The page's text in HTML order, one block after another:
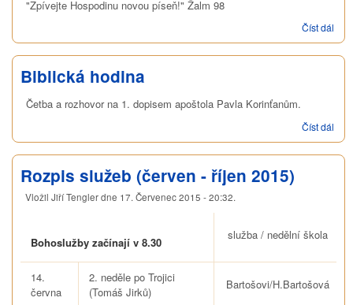
"Zpívejte Hospodinu novou píseň!" Žalm 98
Číst dál
Biblická hodina
Četba a rozhovor na 1. dopisem apoštola Pavla Korinťanům.
Číst dál
Rozpis služeb (červen - říjen 2015)
Vložil Jiří Tenglerdne 17. Červenec 2015 - 20:32.
Bohoslužby začínají v 8.30
služba / nedělní škola
14.
června
2. neděle po Trojici
(Tomáš Jirků)
Bartošovi/H.Bartošová